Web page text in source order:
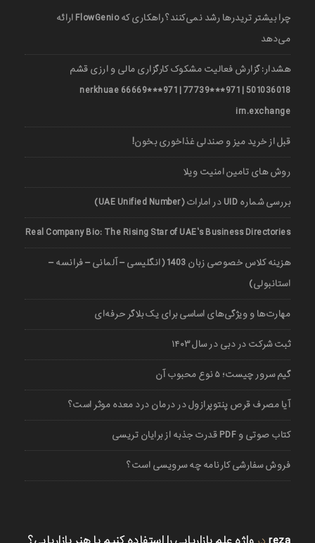
چرا بیشتر تریدرها رشد نمی‌کنند؟ راهکاری که FlowGenio ارائه
می‌دهد
هشدار: گزارش فعالیت مشکوک کارگزاری مالی و ارزی قشم
501036018 | 971***77739 | 971***66669 nerkhuae
irn.exchange
قبل از خرید میز و صندلی غذاخوری بخون!
روش های تامین امنیت ویلا
بررسی شماره UID در امارات (UAE Unified Number)
Real Company Bio: The Rising Star of UAE’s Business Directories
هزینه کلاس خصوصی زبان 1403 (انگلیسی – آلمانی – فرانسه –
استانبولی)
مهارت‌ها و ویژگی‌های اساسی برای یک بلاگر حرفه‌ای
ثبت شرکت در دبی در سال ۱۴۰۳
گیم سرور چیست؛ ۵ نوع محبوب آن
آیا مصرف قرص پنتوپرازول در درمان درد معده موثر است؟
کتاب صوتی و PDF قدرت جذبه از برایان تریسی
فروش سفارشی کارنامه چه سرویسی است؟